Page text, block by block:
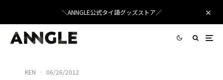
＼ANNGLE公式タイ語グッズストア／
KEN · 06/26/2012